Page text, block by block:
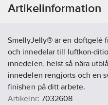
Artikelinformation
SmellyJelly® är en doftgelé
och innedelar till luftkon-
innedelen, helst så nära
innedelen rengjorts och en
finishen på ditt arbete.
Artikelnr: 7032608